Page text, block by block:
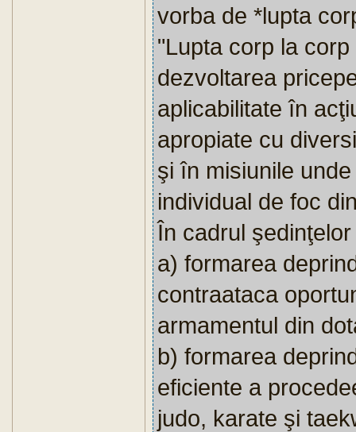
vorba de *lupta
"Lupta corp la
dezvoltarea
aplicabilitate în
apropiate cu
şi în misiunile
individual de foc
În cadrul
a) formarea
contraataca
armamentul din
b) formarea
eficiente a
judo, karate şi